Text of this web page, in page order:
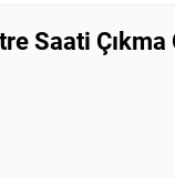
Saati Çıkma